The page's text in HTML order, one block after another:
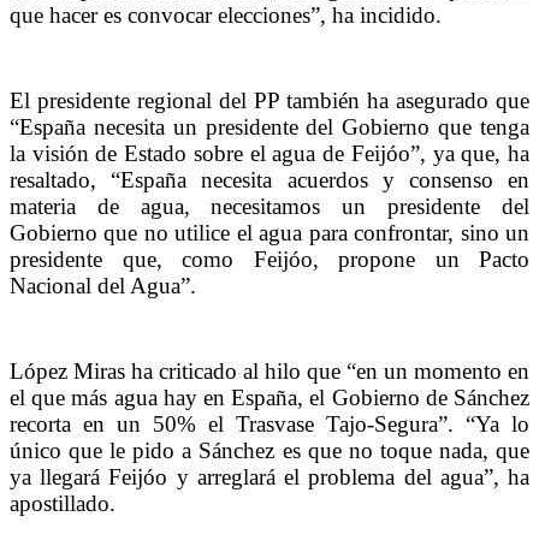
que hacer es convocar elecciones”, ha incidido.
El presidente regional del PP también ha asegurado que
“España necesita un presidente del Gobierno que tenga
la visión de Estado sobre el agua de Feijóo”, ya que, ha
resaltado, “España necesita acuerdos y consenso en
materia de agua, necesitamos un presidente del
Gobierno que no utilice el agua para confrontar, sino un
presidente que, como Feijóo, propone un Pacto
Nacional del Agua”.
López Miras ha criticado al hilo que “en un momento en
el que más agua hay en España, el Gobierno de Sánchez
recorta en un 50% el Trasvase Tajo-Segura”. “Ya lo
único que le pido a Sánchez es que no toque nada, que
ya llegará Feijóo y arreglará el problema del agua”, ha
apostillado.